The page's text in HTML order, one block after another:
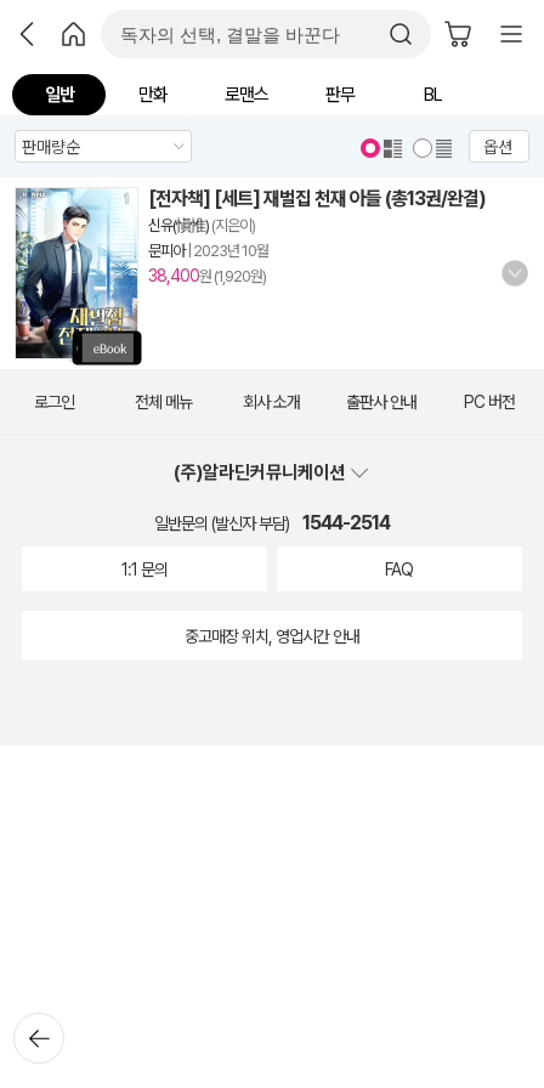
일반 만화 로맨스 판무 BL
옵션
[전자책] [세트] 재벌집 천재 아들 (총13권/완결)
신유(愼惟) (지은이)
문피아| 2023년 10월
38,400원 (1,920원)
뒤로가
기
로그인 전체 메뉴 회사 소개 출판사 안내 PC 버전
(주)알라딘커뮤니케이션
일반문의 (발신자 부담) 1544-2514
1:1 문의 FAQ
중고매장 위치, 영업시간 안내